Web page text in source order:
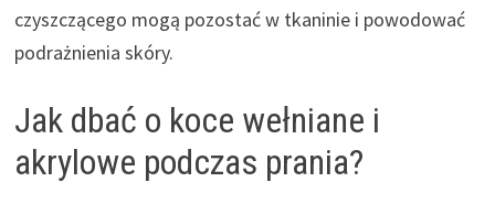
czyszczącego mogą pozostać w tkaninie i powodować
podrażnienia skóry.
Jak dbać o koce wełniane i
akrylowe podczas prania?